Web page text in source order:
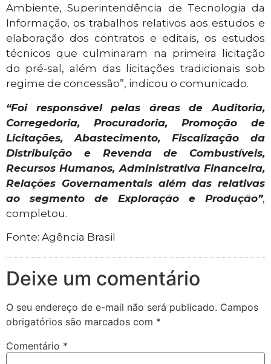
Ambiente, Superintendência de Tecnologia da
Informação, os trabalhos relativos aos estudos e
elaboração dos contratos e editais, os estudos
técnicos que culminaram na primeira licitação
do pré-sal, além das licitações tradicionais sob
regime de concessão”, indicou o comunicado.
“Foi responsável pelas áreas de Auditoria,
Corregedoria, Procuradoria, Promoção de
Licitações, Abastecimento, Fiscalização da
Distribuição e Revenda de Combustíveis,
Recursos Humanos, Administrativa Financeira,
Relações Governamentais além das relativas
ao segmento de Exploração e Produção”,
completou.
Fonte: Agência Brasil
Deixe um comentário
O seu endereço de e-mail não será publicado. Campos
obrigatórios são marcados com *
Comentário *